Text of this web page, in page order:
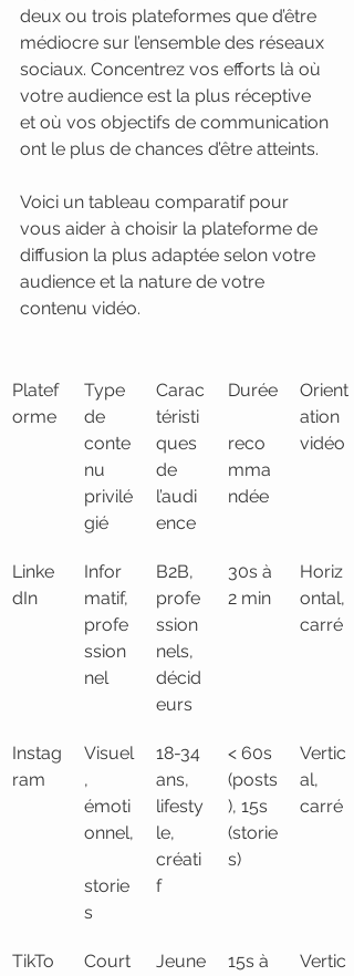
deux ou trois plateformes que d’être
médiocre sur l’ensemble des réseaux
sociaux. Concentrez vos efforts là où
votre audience est la plus réceptive
et où vos objectifs de communication
ont le plus de chances d’être atteints.
Voici un tableau comparatif pour
vous aider à choisir la plateforme de
diffusion la plus adaptée selon votre
audience et la nature de votre
contenu vidéo.
Platef
orme
Type
de
conte
nu
privilé
gié
Carac
téristi
ques
de
l’audi
ence
Durée
reco
mma
ndée
Orient
ation
vidéo
Linke
dIn
Infor
matif,
profe
ssion
nel
B2B,
profe
ssion
nels,
décid
eurs
30s à
2 min
Horiz
ontal,
carré
Instag
ram
Visuel
,
émoti
onnel,
storie
s
18-34
ans,
lifesty
le,
créati
f
< 60s
(posts
), 15s
(storie
s)
Vertic
al,
carré
TikTo
Court
Jeune
15s à
Vertic